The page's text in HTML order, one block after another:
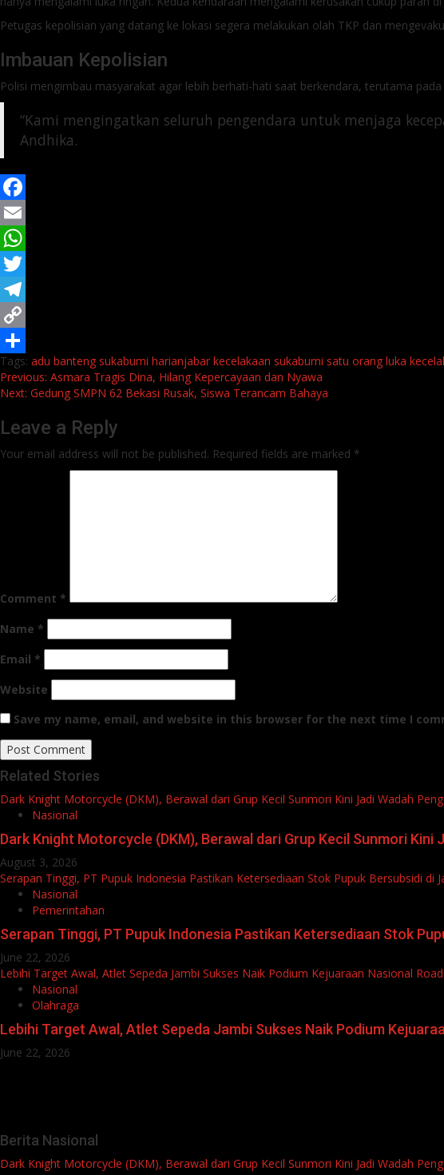
Petugas kepolisian yang datang ke lokasi segera melakukan olah TKP dan
Imbauan Kepolisian
Polisi mengimbau masyarakat agar lebih berhati-hati saat berkendara, terutama
“Kami mengingatkan seluruh pengendara untuk menjaga
Andhika.
Facebook
Email
WhatsApp
Twitter
Telegram
Copy
Link
Share
Tags: adu banteng sukabumi harianjabar kecelakaan sukabumi satu orang luka
Continue
Reading
Previous: Asmara Tragis Dina, Hilang Kepercayaan dan Nyawa
Next: Gedung SMPN 62 Bekasi Rusak, Siswa Terancam Bahaya
Leave a Reply
Your email address will not be published. Required fields are marked *
Comment *
Name *
Email *
Website
Save my name, email, and website in this browser for the next time I
Related Stories
Dark Knight Motorcycle (DKM), Berawal dari Grup Kecil Sunmori Kini Jadi Wadah
Nasional
Dark Knight Motorcycle (DKM), Berawal dari Grup Kecil Sunmori Kini
August 3, 2026
Serapan Tinggi, PT Pupuk Indonesia Pastikan Ketersediaan Stok Pupuk Bersubsidi di
Nasional
Pemerintahan
Serapan Tinggi, PT Pupuk Indonesia Pastikan Ketersediaan Stok
June 22, 2026
Lebihi Target Awal, Atlet Sepeda Jambi Sukses Naik Podium Kejuaraan Nasional
Nasional
Olahraga
Lebihi Target Awal, Atlet Sepeda Jambi Sukses Naik Podium
June 22, 2026
Berita Nasional
Dark Knight Motorcycle (DKM), Berawal dari Grup Kecil Sunmori Kini Jadi Wadah